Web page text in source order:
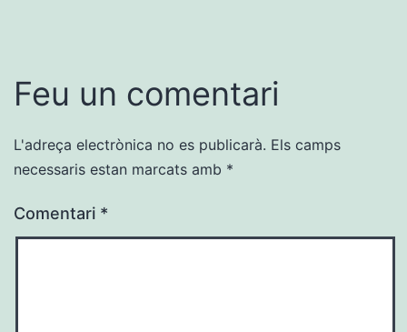
Feu un comentari
L'adreça electrònica no es publicarà. Els camps
necessaris estan marcats amb *
Comentari *